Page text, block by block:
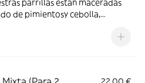
parrillas están maceradas
de pimientosy cebolla,